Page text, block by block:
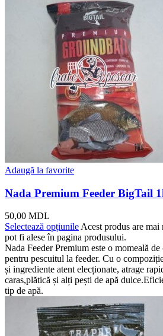
Adaugă la favorite
Nada Premium Feeder BigTail
50,00 MDL
Selectează opțiunileAcest produs are
pot fi alese în pagina produsului.
Nada Feeder Premium este o momeală
pentru pescuitul la feeder. Cu o
și ingrediente atent elecționate, atrage
caras,plătică și alți pești de apă
tip de apă.